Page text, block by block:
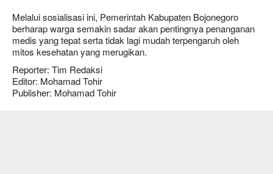
Melalui sosialisasi ini, Pemerintah Kabupaten Bojonegoro
berharap warga semakin sadar akan pentingnya penanganan
medis yang tepat serta tidak lagi mudah terpengaruh oleh
mitos kesehatan yang merugikan.
Reporter: Tim Redaksi
Editor: Mohamad Tohir
Publisher: Mohamad Tohir